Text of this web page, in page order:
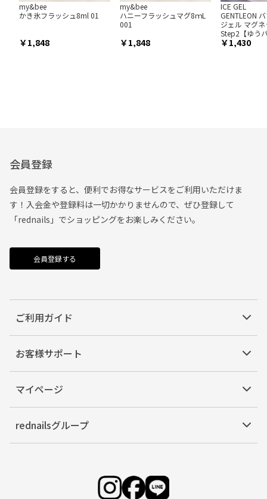
my&bee
かき氷フラッシュ8ml 01
1,848
my&bee
ハニーフラッシュマグ8ｍL
001
1,848
ICE GEL
GENTLEON
ジェル マグ
Step2【ゆう
1,430
会員登録
会員登録をすると、便利でお得なサービスをご利用いただけま
す！入会金や登録料は一切かかりませんので、ぜひ登録して
「rednails」でショッピングをお楽しみください。
会員登録する
ご利用ガイド
お客様サポート
マイページ
rednailsグループ